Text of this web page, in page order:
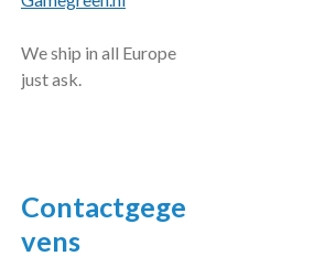
We ship in all Europe
just ask.
Contactgege
vens